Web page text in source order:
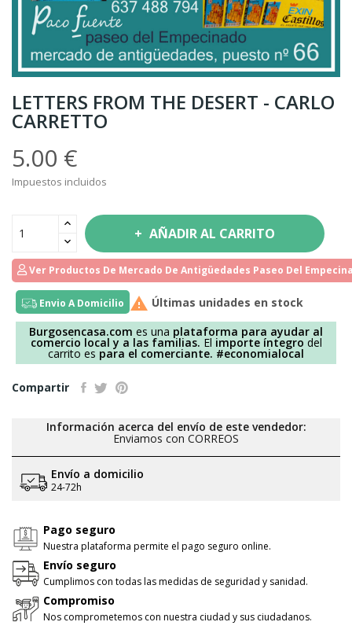
LETTERS FROM THE DESERT - CARLO
CARRETTO
5.00 €
Impuestos incluidos
AÑADIR AL CARRITO
Ver Productos De Mercado De Antigüedades Paseo Del
Envio A Domicilio  Últimas unidades en stock
Burgosencasa.com es una plataforma para ayudar al
comercio local y a las familias. El importe íntegro del
carrito es para el comerciante. #economialocal
Compartir
Información acerca del envío de este vendedor:
Enviamos con CORREOS
Envío a domicilio
24-72h
Pago seguro
Nuestra plataforma permite el pago seguro online.
Envío seguro
Cumplimos con todas las medidas de seguridad y sanidad.
Compromiso
Nos comprometemos con nuestra ciudad y sus ciudadanos.